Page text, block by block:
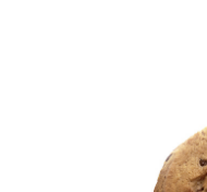
SITRA